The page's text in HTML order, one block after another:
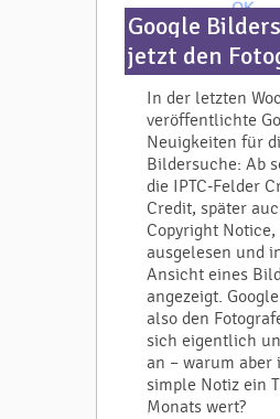
Google
jetzt den
In der letzten
veröffentlichte
Neuigkeiten für
Bildersuche: Ab
die IPTC-Felder
Credit, später
Copyright
ausgelesen und
Ansicht eines
angezeigt.
also den
sich eigentlich
an – warum aber
simple Notiz ein
Monats wert?